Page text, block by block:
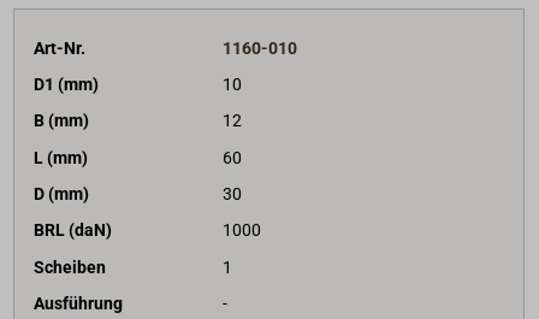
Art-Nr.
1160-010
D1 (mm)
10
B (mm)
12
L (mm)
60
D (mm)
30
BRL (daN)
1000
Scheiben
1
Ausführung
-